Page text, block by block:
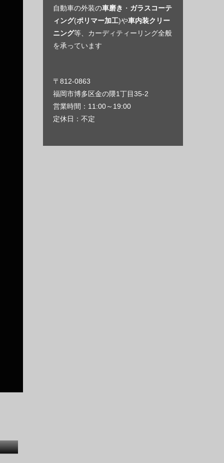
自動車の外装の車磨き ・ ガラスコーテ
ィング(ポリマー加工)や車内装クリー
ニング等、カーディティーリング全般
を承っています
〒812-0863
福岡市博多区金の隈1丁目35-2
営業時間：11:00～19:00
定休日：不定